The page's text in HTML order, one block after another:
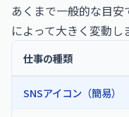
あくまで一般的な目
によって大きく変動し
仕事の種類
SNSアイコン（簡易）